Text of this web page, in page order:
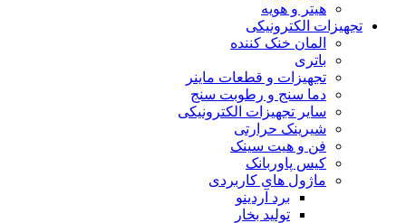
هیتر و هویه
تجهیزات الکترونیکی
المان خنک کننده
باتری
تجهیزات و قطعات ماینر
دما سنج و رطوبت سنج
سایر تجهیزات الکترونیکی
شیرینک حرارتی
فن و هیت سینک
کیس پاوربانک
ماژول های کاربردی
برد آردینو
تولید بخار